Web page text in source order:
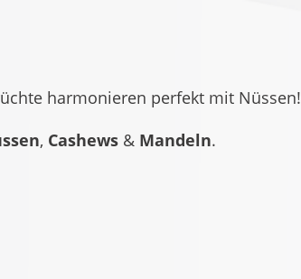
harmonieren perfekt mit Nüssen!
, Cashews & Mandeln.